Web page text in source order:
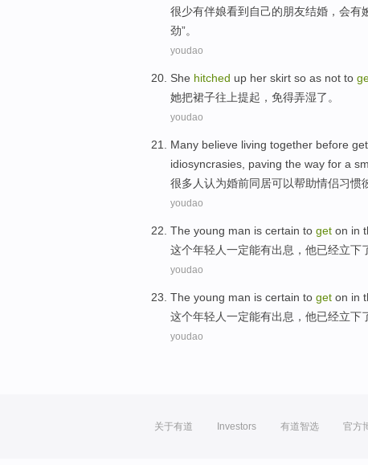
很少有伴娘看到 自己的朋友结婚 ， 会有
劲”。
youdao
She hitched up her skirt so as not to
她把裙子往上提起，免得弄湿了 。
youdao
Many believe living together before
idiosyncrasies, paving the way for a
很多人认为婚前同居可以帮助情侣习惯
youdao
The young man is certain to get on in
这个年轻人一定能有出息， 他已经立下
youdao
The young man is certain to get on in
这个年轻人一定能有出息， 他已经立下
youdao
关于有道 Investors 有道智选 官方